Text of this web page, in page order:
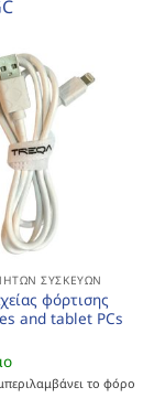
ΣΥΣΚΕΥΏΝ
φόρτισης
and tablet PCs
το φόρο